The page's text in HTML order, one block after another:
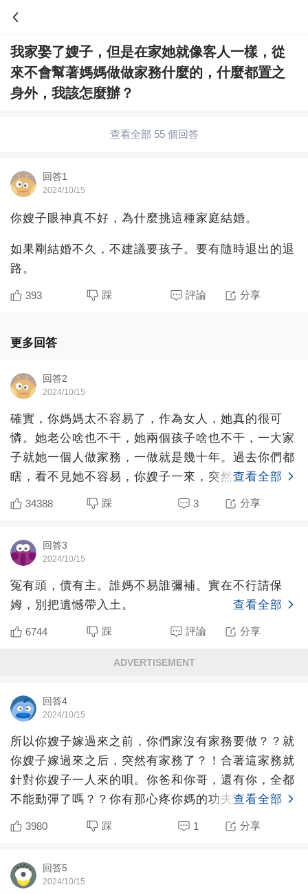
我家娶了嫂子，但是在家她就像客人一樣，從
來不會幫著媽媽做做家務什麼的，什麼都置之
身外，我該怎麼辦？
查看全部 55 個回答
回答1
2024/10/15
你嫂子眼神真不好，為什麼挑這種家庭結婚。
如果剛結婚不久，不建議要孩子。要有隨時退出的退
路。
393 踩 評論 分享
更多回答
回答2
2024/10/15
確實，你媽媽太不容易了，作為女人，她真的很可
憐。她老公啥也不干，她兩個孩子啥也不干，一大家
子就她一個人做家務，一做就是幾十年。過去你們都
瞎，看不見她不容易，你嫂子一來，突然你們就復明
了，看見你媽不容易
查看全部
34388 踩 3 分享
回答3
2024/10/15
冤有頭，債有主。誰媽不易誰彌補。實在不行請保
姆，別把遺憾帶入土。
查看全部
6744 踩 評論 分享
ADVERTISEMENT
回答4
2024/10/15
所以你嫂子嫁過來之前，你們家沒有家務要做？？就
你嫂子嫁過來之后，突然有家務了？！合著這家務就
針對你嫂子一人來的唄。你爸和你哥，還有你，全都
不能動彈了嗎？？你有那心疼你媽的功夫，自己幫你
媽干家務，不就得
查看全部
3980 踩 1 分享
回答5
2024/10/15
問答
綜合問題 婚姻情感